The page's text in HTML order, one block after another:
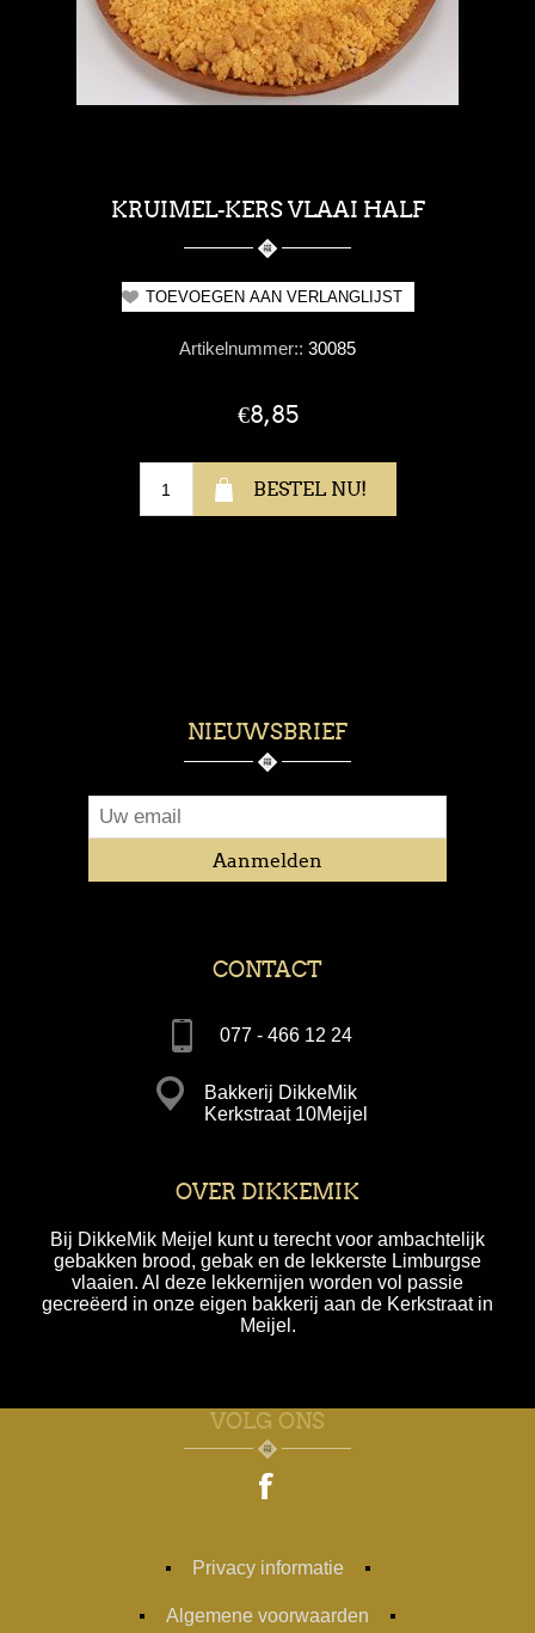
KRUIMEL-KERS VLAAI HALF
Artikelnummer:: 30085
€8,85
NIEUWSBRIEF
CONTACT
077 - 466 12 24
Bakkerij DikkeMik
Kerkstraat 10Meijel
OVER DIKKEMIK
Bij DikkeMik Meijel kunt u terecht voor ambachtelijk
gebakken brood, gebak en de lekkerste Limburgse
vlaaien. Al deze lekkernijen worden vol passie
gecreëerd in onze eigen bakkerij aan de Kerkstraat in
Meijel.
VOLG ONS
Privacy informatie
Algemene voorwaarden